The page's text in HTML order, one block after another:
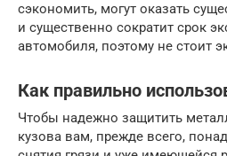
сэкономить, могут оказать
и существенно сократит срок
автомобиля, поэтому не стоит
Как правильно
Чтобы надежно защитить
кузова вам, прежде всего,